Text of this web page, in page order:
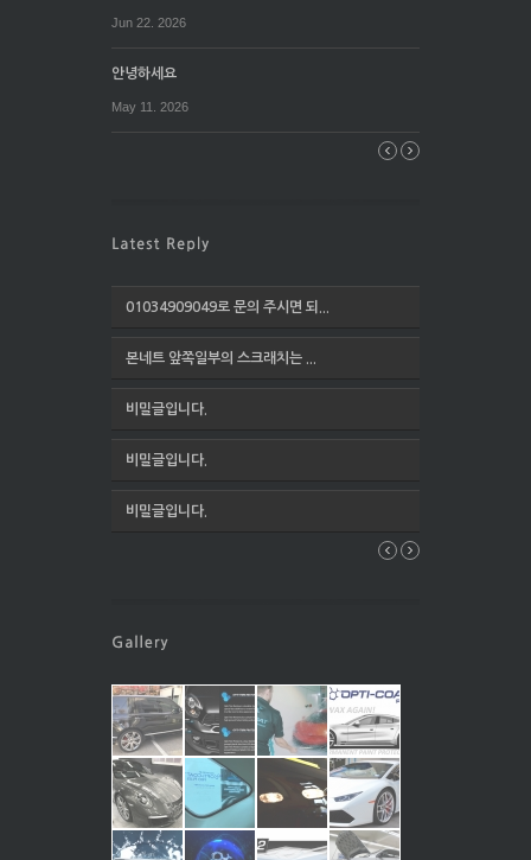
Jun 22. 2026
안녕하세요
May 11. 2026
01034909049로 문의 주시면 되...
본네트 앞쪽일부의 스크래치는 ...
비밀글입니다.
비밀글입니다.
비밀글입니다.